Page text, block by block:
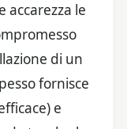
accarezza le
di un
fornisce
e